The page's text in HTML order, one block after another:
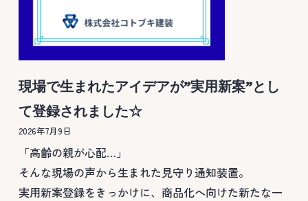
現場で生まれたアイデアが”実用新案”とし
て登録されました☆
2026年7月9日
「高齢の親が心配…」
そんな現場の声から生まれた見守り通知装置。
実用新案登録をきっかけに、商品化へ向けた新たな一